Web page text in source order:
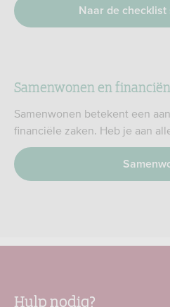
Naar de checklist
Samenwonen en financiën
Samenwonen betekent een
financiële zaken. Heb je aan
Hulp nodig?